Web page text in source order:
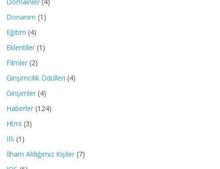
Donanım (1)
Eğitim (4)
Eklentiler (1)
Filmler (2)
Girişimcilik Ödülleri (4)
Girişimler (4)
Haberler (124)
Html (3)
IIS (1)
İlham Aldığımız Kişiler (7)